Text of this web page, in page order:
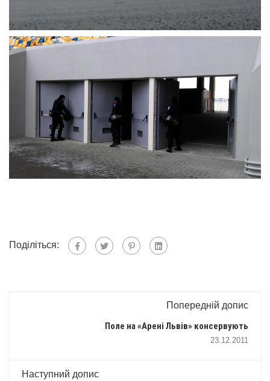
Поділіться:
Попередній допис
Поле на «Арені Львів» консервують
23.12.2011
Наступний допис